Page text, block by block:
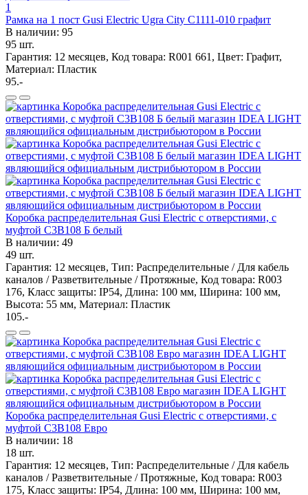
1
Рамка на 1 пост Gusi Electric Ugra City С1111-010 графит
В наличии: 95
95 шт.
Гарантия: 12 месяцев, Код товара: R001 661, Цвет: Графит,
Материал: Пластик
95.-
Коробка распределительная Gusi Electric с отверстиями, с
муфтой С3В108 Б белый
В наличии: 49
49 шт.
Гарантия: 12 месяцев, Тип: Распределительные / Для кабель
каналов / Разветвительные / Протяжные, Код товара: R003
176, Класс защиты: IP54, Длина: 100 мм, Ширина: 100 мм,
Высота: 55 мм, Материал: Пластик
105.-
Коробка распределительная Gusi Electric с отверстиями, с
муфтой С3В108 Евро
В наличии: 18
18 шт.
Гарантия: 12 месяцев, Тип: Распределительные / Для кабель
каналов / Разветвительные / Протяжные, Код товара: R003
175, Класс защиты: IP54, Длина: 100 мм, Ширина: 100 мм,